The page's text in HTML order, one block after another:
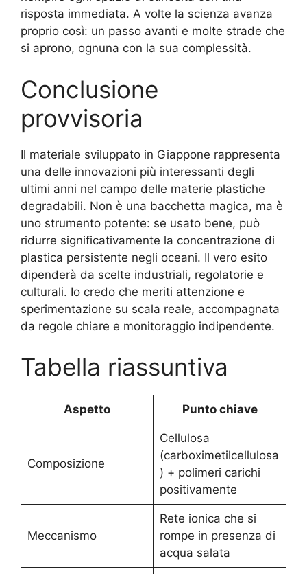
risposta immediata. A volte la scienza avanza
proprio così: un passo avanti e molte strade che
si aprono, ognuna con la sua complessità.
Conclusione
provvisoria
Il materiale sviluppato in Giappone rappresenta
una delle innovazioni più interessanti degli
ultimi anni nel campo delle materie plastiche
degradabili. Non è una bacchetta magica, ma è
uno strumento potente: se usato bene, può
ridurre significativamente la concentrazione di
plastica persistente negli oceani. Il vero esito
dipenderà da scelte industriali, regolatorie e
culturali. Io credo che meriti attenzione e
sperimentazione su scala reale, accompagnata
da regole chiare e monitoraggio indipendente.
Tabella riassuntiva
Aspetto Punto chiave
Composizione
Cellulosa
(carboximetilcellulosa
) + polimeri carichi
positivamente
Meccanismo
Rete ionica che si
rompe in presenza di
acqua salata